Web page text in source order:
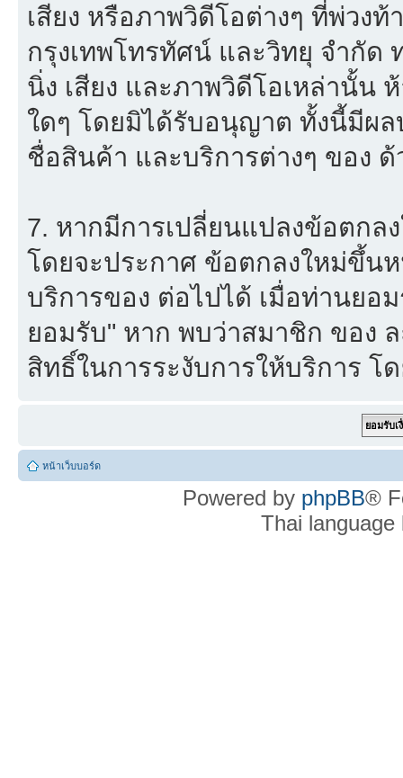
เสียง หรือภาพวิดีโอต่างๆ ที่พ่วง
กรุงเทพโทรทัศน์ และวิทยุ จำกัด
นิ่ง เสียง และภาพวิดีโอเหล่านั้น
ใดๆ โดยมิได้รับอนุญาต ทั้งนี้มีผล
ชื่อสินค้า และบริการต่างๆ ของ ด้
7. หากมีการเปลี่ยนแปลงข้อตกล
โดยจะประกาศ ข้อตกลงใหม่ขึ้น
บริการของ ต่อไปได้ เมื่อท่านยอ
ยอมรับ" หาก พบว่าสมาชิก ของ
สิทธิ์ในการระงับการให้บริการ โ
หน้าเว็บบอร์ด
Powered by phpBB®
Thai